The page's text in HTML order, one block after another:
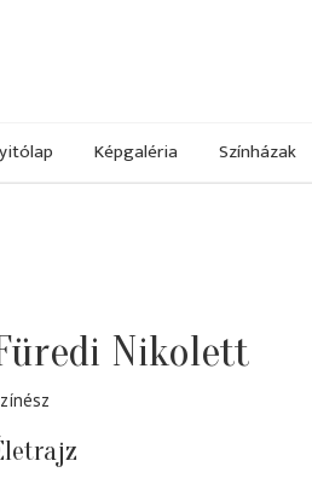
Képgaléria Színházak
Nikolett